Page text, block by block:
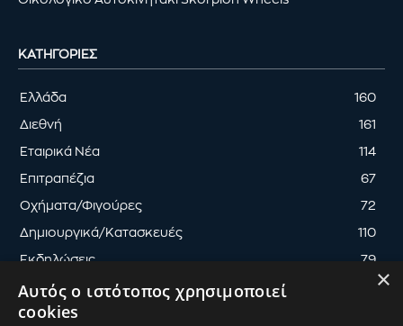
ΚΑΤΗΓΟΡΊΕΣ
Ελλάδα 160
Διεθνή 161
Εταιρικά Νέα 114
Επιτραπέζια 67
Οχήματα/Φιγούρες 72
Δημιουργικά/Κατασκευές 110
Εκδηλώσεις 79
×
Αυτός ο ιστότοπος χρησιμοποιεί
cookies